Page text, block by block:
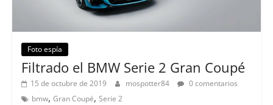
Foto espía
Filtrado el BMW Serie 2 Gran Coupé
15 de octubre de 2019 mospotter84
0 comentarios
bmw, Gran Coupé, Serie 2